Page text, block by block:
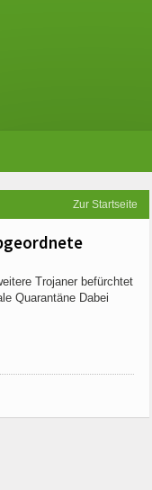
Zur Startseite
Trojaner befürchtet
Quarantäne Dabei